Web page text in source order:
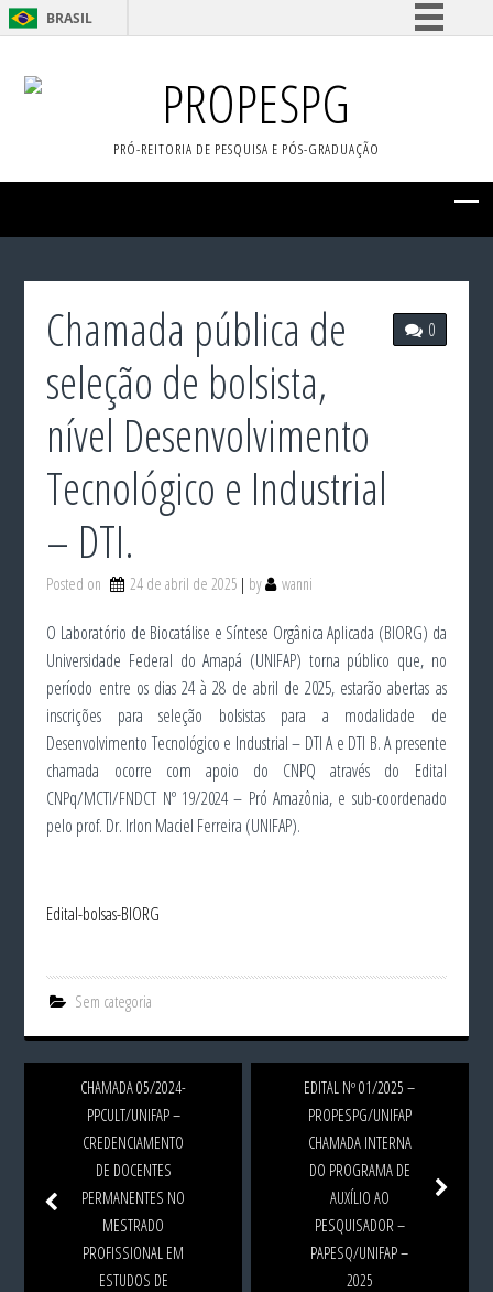
BRASIL
Comunica BR
Participe
Acesso à informação
PROPESPG
PRÓ-REITORIA DE PESQUISA E PÓS-GRADUAÇÃO
0
Chamada pública de
seleção de bolsista,
nível Desenvolvimento
Tecnológico e Industrial
– DTI.
Posted on 24 de abril de 2025 by wanni
O Laboratório de Biocatálise e Síntese Orgânica Aplicada (BIORG) da
Universidade Federal do Amapá (UNIFAP) torna público que, no
período entre os dias 24 à 28 de abril de 2025, estarão abertas as
inscrições para seleção bolsistas para a modalidade de
Desenvolvimento Tecnológico e Industrial – DTI A e DTI B. A presente
chamada ocorre com apoio do CNPQ através do Edital
CNPq/MCTI/FNDCT Nº 19/2024 – Pró Amazônia, e sub-coordenado
pelo prof. Dr. Irlon Maciel Ferreira (UNIFAP).
Edital-bolsas-BIORG
Sem categoria
CHAMADA 05/2024-
PPCULT/UNIFAP –
CREDENCIAMENTO
DE DOCENTES
PERMANENTES NO
MESTRADO
PROFISSIONAL EM
ESTUDOS DE
EDITAL Nº 01/2025 –
PROPESPG/UNIFAP
CHAMADA INTERNA
DO PROGRAMA DE
AUXÍLIO AO
PESQUISADOR –
PAPESQ/UNIFAP –
2025